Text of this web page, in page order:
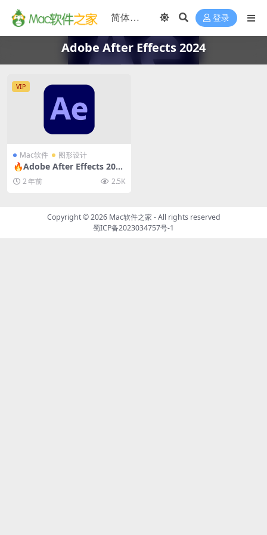
登录
Adobe After Effects 2024
VIP
Mac软件 图形设计
🔥Adobe After Effects 2024
24.6.2 for Mac中文破解版
(视频合成及特效制作软件)
2 年前 2.5K
Copyright © 2026 Mac软件之家 - All rights reserved
蜀ICP备2023034757号-1